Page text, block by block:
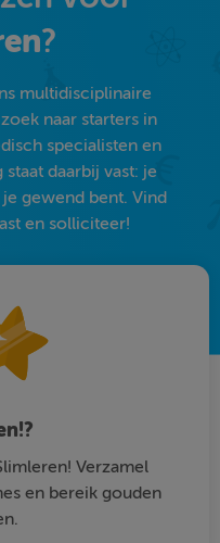
?
multidisciplinaire
naar starters in
specialisten en
daarbij vast: je
gewend bent. Vind
en solliciteer!
Verzamel
en bereik gouden